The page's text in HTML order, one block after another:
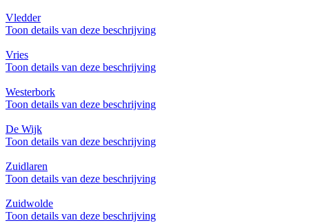
Vledder
Toon details van deze beschrijving
Vries
Toon details van deze beschrijving
Westerbork
Toon details van deze beschrijving
De Wijk
Toon details van deze beschrijving
Zuidlaren
Toon details van deze beschrijving
Zuidwolde
Toon details van deze beschrijving